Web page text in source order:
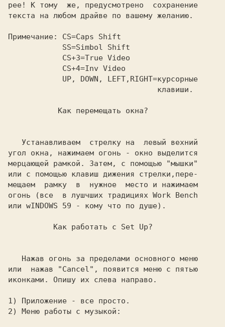
рее! К тому  же, предусмотрено  сохранение
текста на любом драйве по вашему желанию.
Примечание: CS=Caps Shift
SS=Simbol Shift
CS+3=True Video
CS+4=Inv Video
UP, DOWN, LEFT,RIGHT=курсорные
Как перемещать окна?
угол окна, нажимаем огонь - окно выделится
мерцающей рамкой. Затем, с помощью "мышки"
или с помощью клавиш дижения стрелки,пере-
мещаем  рамку  в  нужное  место и нажимаем
огонь (все  в лушчших традициях Work Bench
или wINDOWS 59 - кому что по душе).
Как работать с Set Up?
или  нажав
"Cancel",
появится меню с пятью
иконками. Опишу их слева направо.
1) Приложение
2) Меню работы с музыкой: